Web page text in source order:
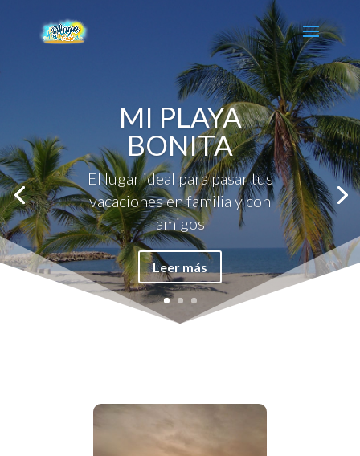
MI PLAYA
BONITA
El lugar ideal para pasar tus
vacaciones en familia y con
amigos
Leer más